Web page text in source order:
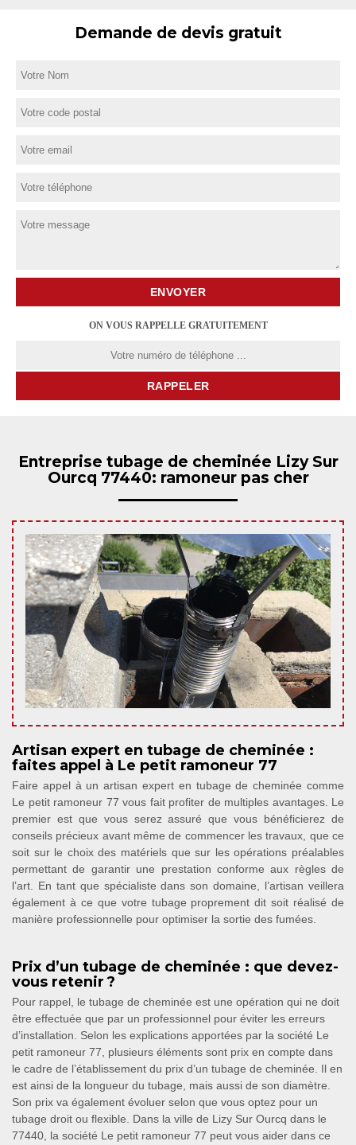
Demande de devis gratuit
ON VOUS RAPPELLE GRATUITEMENT
Entreprise tubage de cheminée Lizy Sur
Ourcq 77440: ramoneur pas cher
Artisan expert en tubage de cheminée :
faites appel à Le petit ramoneur 77
Faire appel à un artisan expert en tubage de cheminée comme
Le petit ramoneur 77 vous fait profiter de multiples avantages. Le
premier est que vous serez assuré que vous bénéficierez de
conseils précieux avant même de commencer les travaux, que ce
soit sur le choix des matériels que sur les opérations préalables
permettant de garantir une prestation conforme aux règles de
l’art. En tant que spécialiste dans son domaine, l’artisan veillera
également à ce que votre tubage proprement dit soit réalisé de
manière professionnelle pour optimiser la sortie des fumées.
Prix d’un tubage de cheminée : que devez-
vous retenir ?
Pour rappel, le tubage de cheminée est une opération qui ne doit
être effectuée que par un professionnel pour éviter les erreurs
d’installation. Selon les explications apportées par la société Le
petit ramoneur 77, plusieurs éléments sont prix en compte dans
le cadre de l’établissement du prix d’un tubage de cheminée. Il en
est ainsi de la longueur du tubage, mais aussi de son diamètre.
Son prix va également évoluer selon que vous optez pour un
tubage droit ou flexible. Dans la ville de Lizy Sur Ourcq dans le
77440, la société Le petit ramoneur 77 peut vous aider dans ce